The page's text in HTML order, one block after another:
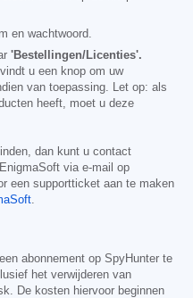
en wachtwoord.
'Bestellingen/Licenties'.
u een knop om uw
van toepassing. Let op: als
heeft, moet u deze
dan kunt u contact
via e-mail op
een supportticket aan te maken
abonnement op SpyHunter te
het verwijderen van
De kosten hiervoor beginnen